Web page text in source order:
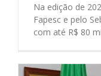
Na edição de
Fapesc e pelo
com até R$ 80